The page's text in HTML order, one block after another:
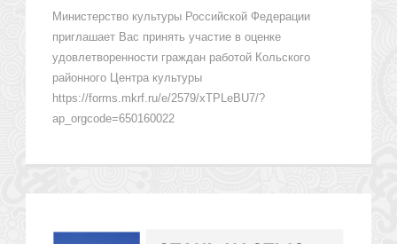
Министерство культуры Российской Федерации
приглашает Вас принять участие в оценке
удовлетворенности граждан работой Кольского
районного Центра культуры
https://forms.mkrf.ru/e/2579/xTPLeBU7/?
ap_orgcode=650160022